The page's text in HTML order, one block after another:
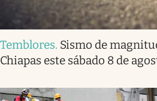
Temblores. Sismo de
Chiapas este sábado 8 de